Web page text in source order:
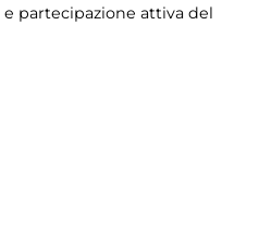
partecipazione attiva del